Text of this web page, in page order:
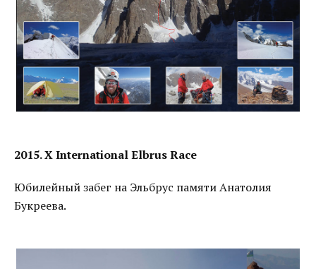
2015. X International Elbrus Race
Юбилейный забег на Эльбрус памяти Анатолия
Букреева.